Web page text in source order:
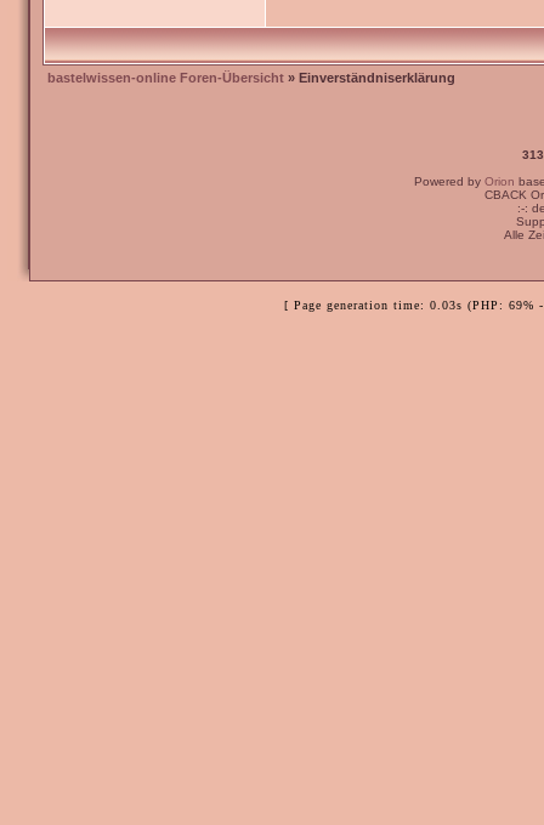
bastelwissen-online Foren-Übersicht » Einverständniserklärung
Powered by Orion
CBACK
:-:
Alle
[ Page generation time: 0.03s (PHP: